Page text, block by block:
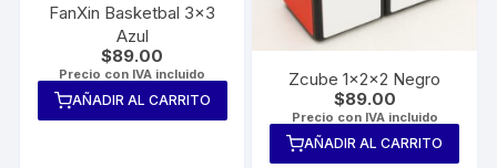
FanXin Basketbal 3×3
Azul
$89.00
Precio con IVA incluido
AÑADIR AL CARRITO
Zcube 1x2x2 Negro
$89.00
Precio con IVA incluido
AÑADIR AL CARRITO